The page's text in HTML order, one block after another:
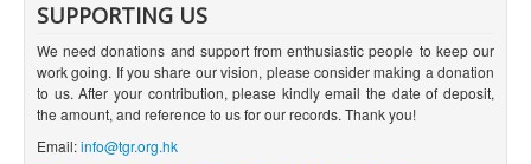
SUPPORTING US
We need donations and support from enthusiastic people to keep our
work going. If you share our vision, please consider making a donation
to us. After your contribution, please kindly email the date of deposit,
the amount, and reference to us for our records. Thank you!
Email:info@tgr.org.hk